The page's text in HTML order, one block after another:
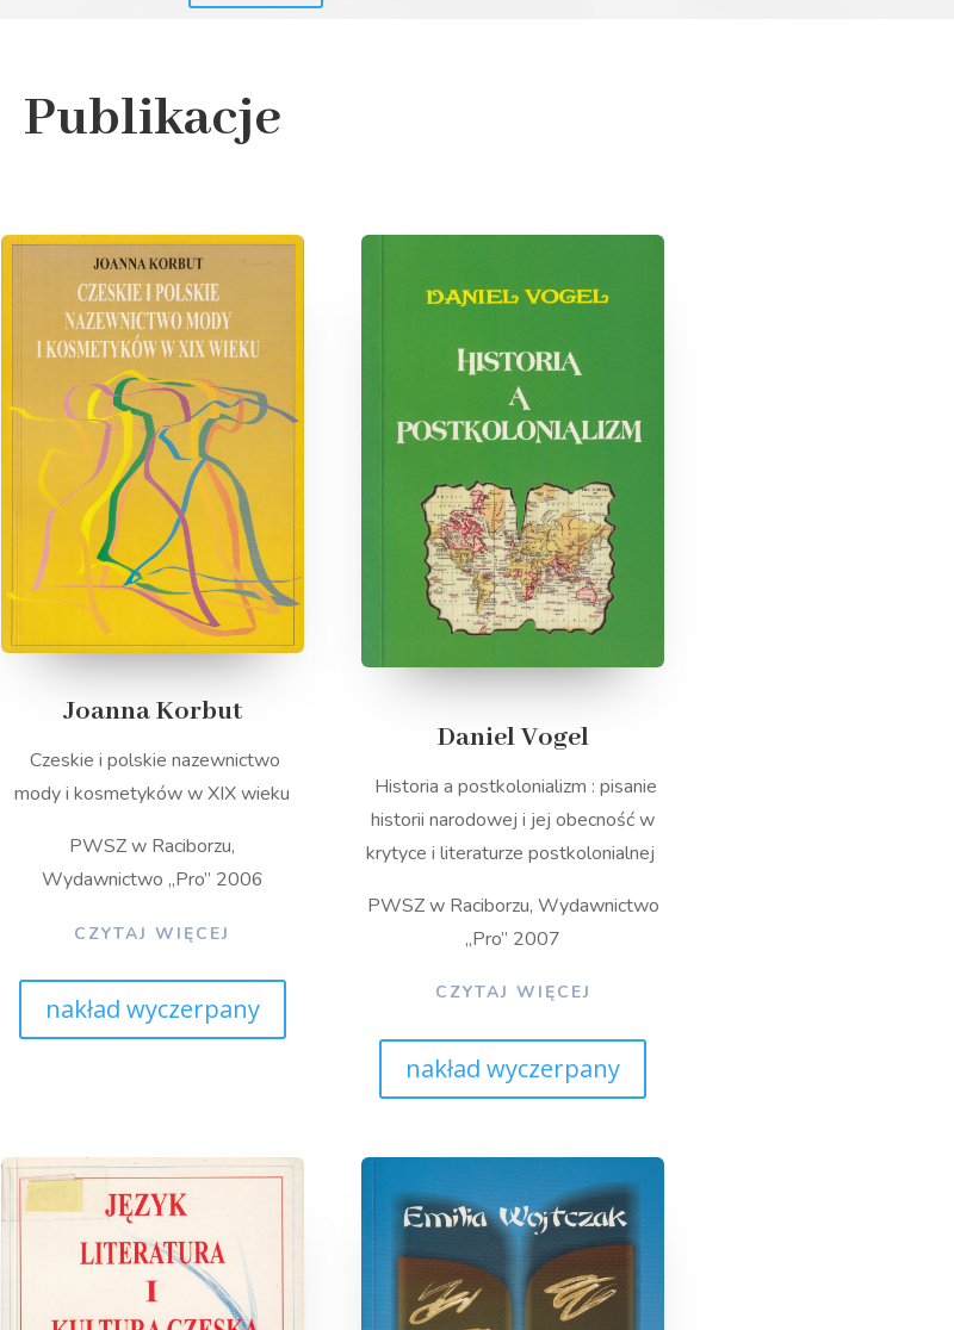
Publikacje
Joanna Korbut
Czeskie i polskie nazewnictwo
mody i kosmetyków w XIX wieku
PWSZ w Raciborzu,
Wydawnictwo „Pro” 2006
CZYTAJ WIĘCEJ
nakład wyczerpany
Daniel Vogel
Historia a postkolonializm : pisanie
historii narodowej i jej obecność w
krytyce i literaturze postkolonialnej
PWSZ w Raciborzu, Wydawnictwo
„Pro” 2007
CZYTAJ WIĘCEJ
nakład wyczerpany